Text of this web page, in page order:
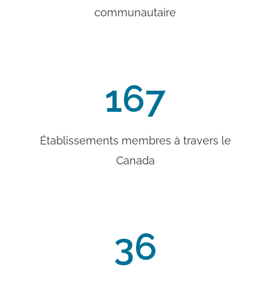
communautaire
167
Établissements membres à travers le
Canada
36